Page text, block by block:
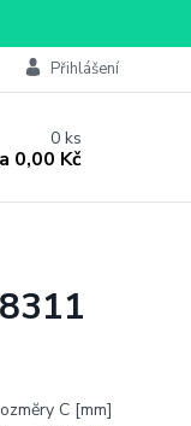
Přihlášení
0ks
0,00 Kč
C [mm]